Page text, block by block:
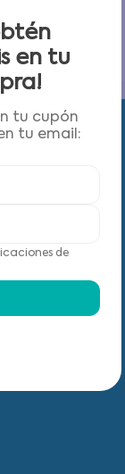
Guía de tallas.
en tu
tu cupón
tu email:
de